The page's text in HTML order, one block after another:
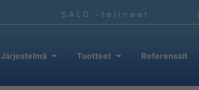
SALO -telineet
Järjestelmä Tuotteet Referenssit